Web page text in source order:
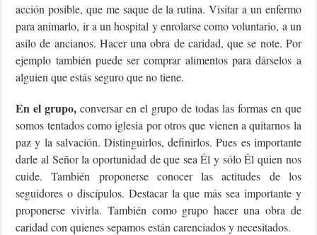
acción posible, que me saque de la rutina. Visitar a un enfermo
para animarlo, ir a un hospital y enrolarse como voluntario, a un
asilo de ancianos. Hacer una obra de caridad, que se note. Por
ejemplo también puede ser comprar alimentos para dárselos a
alguien que estás seguro que no tiene.
En el grupo,conversar en el grupo de todas las formas en que
somos tentados como iglesia por otros que vienen a quitarnos la
paz y la salvación. Distinguirlos, definirlos. Pues es importante
darle al Señor la oportunidad de que sea Él y sólo Él quien nos
cuide. También proponerse conocer las actitudes de los
seguidores o discípulos. Destacar la que más sea importante y
proponerse vivirla. También como grupo hacer una obra de
caridad con quienes sepamos están carenciados y necesitados.